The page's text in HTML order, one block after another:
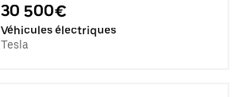
30 500€
Véhicules électriques
Tesla